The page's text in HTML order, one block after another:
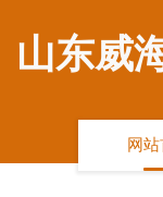
山东威
网